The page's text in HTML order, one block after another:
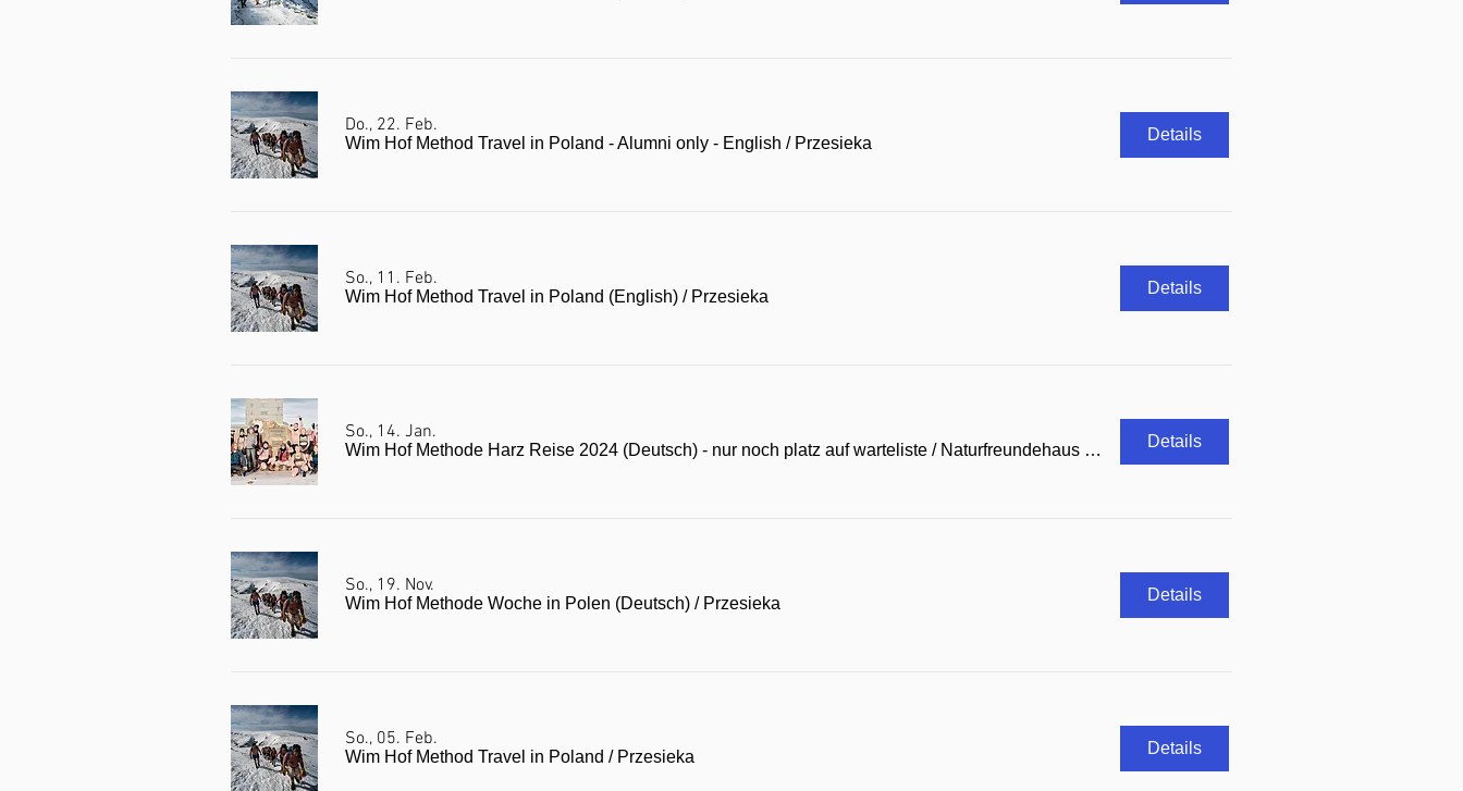
Do., 22. Feb.
Wim Hof Method Travel in Poland - Alumni only - English / Przesieka Details
So., 11. Feb.
Wim Hof Method Travel in Poland (English) / Przesieka Details
So., 14. Jan.
Wim Hof Methode Harz Reise 2024 (Deutsch) - nur noch platz auf warteliste / Naturfreundehaus Oderbrueck Details
So., 19. Nov.
Wim Hof Methode Woche in Polen (Deutsch) / Przesieka Details
So., 05. Feb.
Wim Hof Method Travel in Poland / Przesieka Details